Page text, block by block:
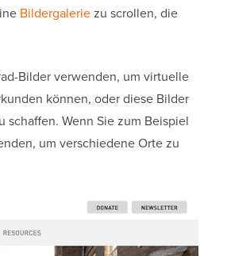
Bildergaleriezu scrollen, die
Bilder verwenden, um virtuelle
können, oder diese Bilder
Wenn Sie zum Beispiel
um verschiedene Orte zu